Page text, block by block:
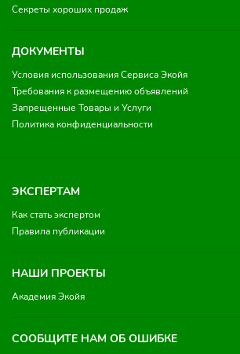
Секреты хороших продаж
ДОКУМЕНТЫ
Условия использования Сервиса Экойя
Требования к размещению объявлений
Запрещенные Товары и Услуги
Политика конфиденциальности
ЭКСПЕРТАМ
Как стать экспертом
Правила публикации
НАШИ ПРОЕКТЫ
Академия Экойя
СООБЩИТЕ НАМ ОБ ОШИБКЕ